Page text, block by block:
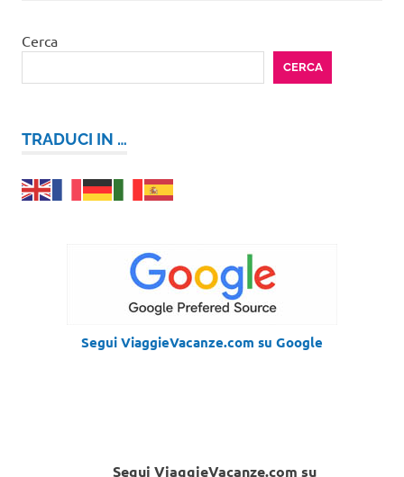
Cerca
CERCA
TRADUCI IN …
Segui ViaggieVacanze.com su Google
Segui ViaggieVacanze.com su